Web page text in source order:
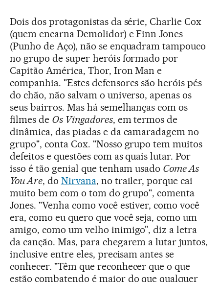
Dois dos protagonistas da série, Charlie Cox
(quem encarna Demolidor) e Finn Jones
(Punho de Aço), não se enquadram tampouco
no grupo de super-heróis formado por
Capitão América, Thor, Iron Man e
companhia. "Estes defensores são heróis pés
do chão, não salvam o universo, apenas os
seus bairros. Mas há semelhanças com os
filmes de Os Vingadores, em termos de
dinâmica, das piadas e da camaradagem no
grupo", conta Cox. "Nosso grupo tem muitos
defeitos e questões com as quais lutar. Por
isso é tão genial que tenham usado Come As
You Are, do Nirvana, no trailer, porque cai
muito bem com o tom do grupo", comenta
Jones. "Venha como você estiver, como você
era, como eu quero que você seja, como um
amigo, como um velho inimigo”, diz a letra
da canção. Mas, para chegarem a lutar juntos,
inclusive entre eles, precisam antes se
conhecer. "Têm que reconhecer que o que
estão combatendo é maior do que qualquer